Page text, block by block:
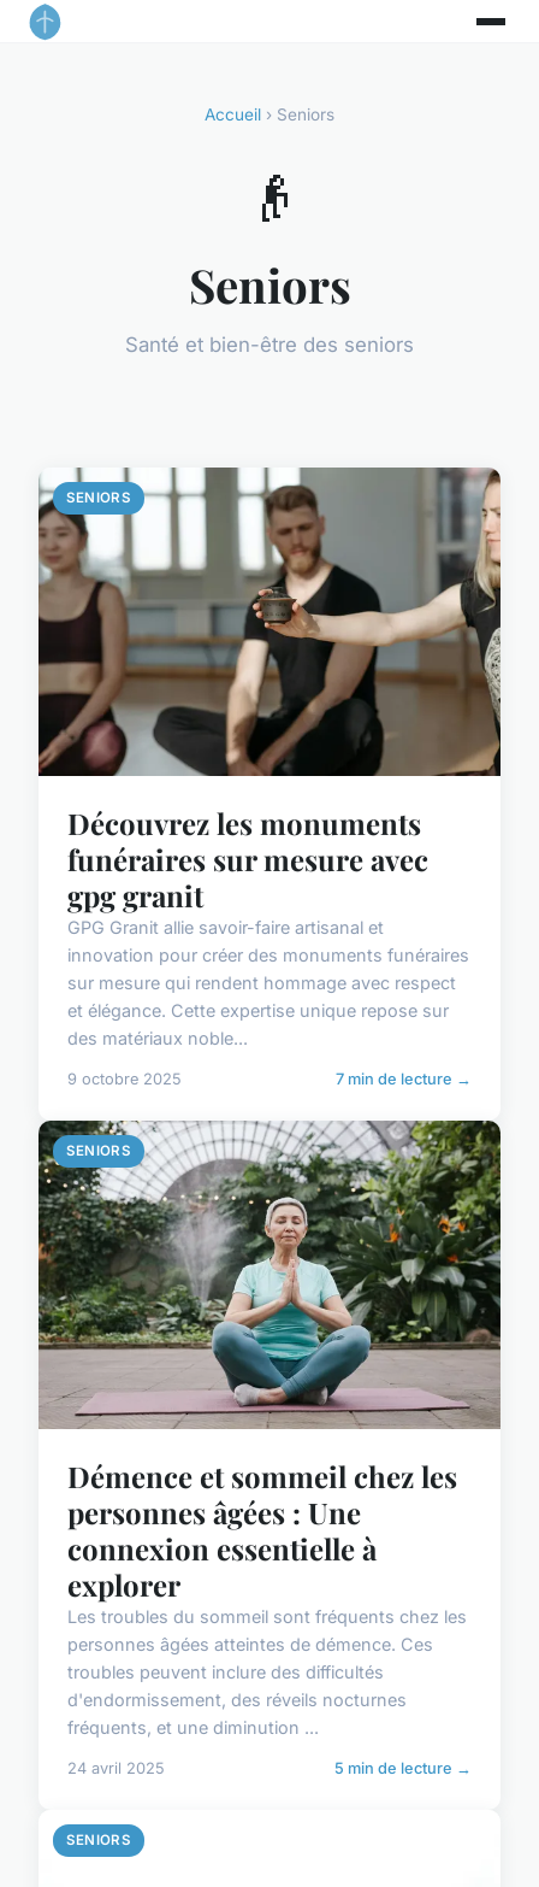
Accueil › Seniors
👴
Seniors
Santé et bien-être des seniors
SENIORS
Découvrez les monuments
funéraires sur mesure avec
gpg granit
GPG Granit allie savoir-faire artisanal et
innovation pour créer des monuments funéraires
sur mesure qui rendent hommage avec respect
et élégance. Cette expertise unique repose sur
des matériaux noble...
9 octobre 2025 7 min de lecture →
SENIORS
Démence et sommeil chez les
personnes âgées : Une
connexion essentielle à
explorer
Les troubles du sommeil sont fréquents chez les
personnes âgées atteintes de démence. Ces
troubles peuvent inclure des difficultés
d'endormissement, des réveils nocturnes
fréquents, et une diminution ...
24 avril 2025 5 min de lecture →
SENIORS